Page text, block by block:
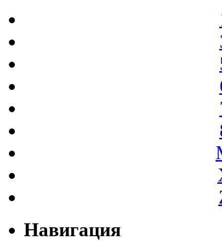
Навигация